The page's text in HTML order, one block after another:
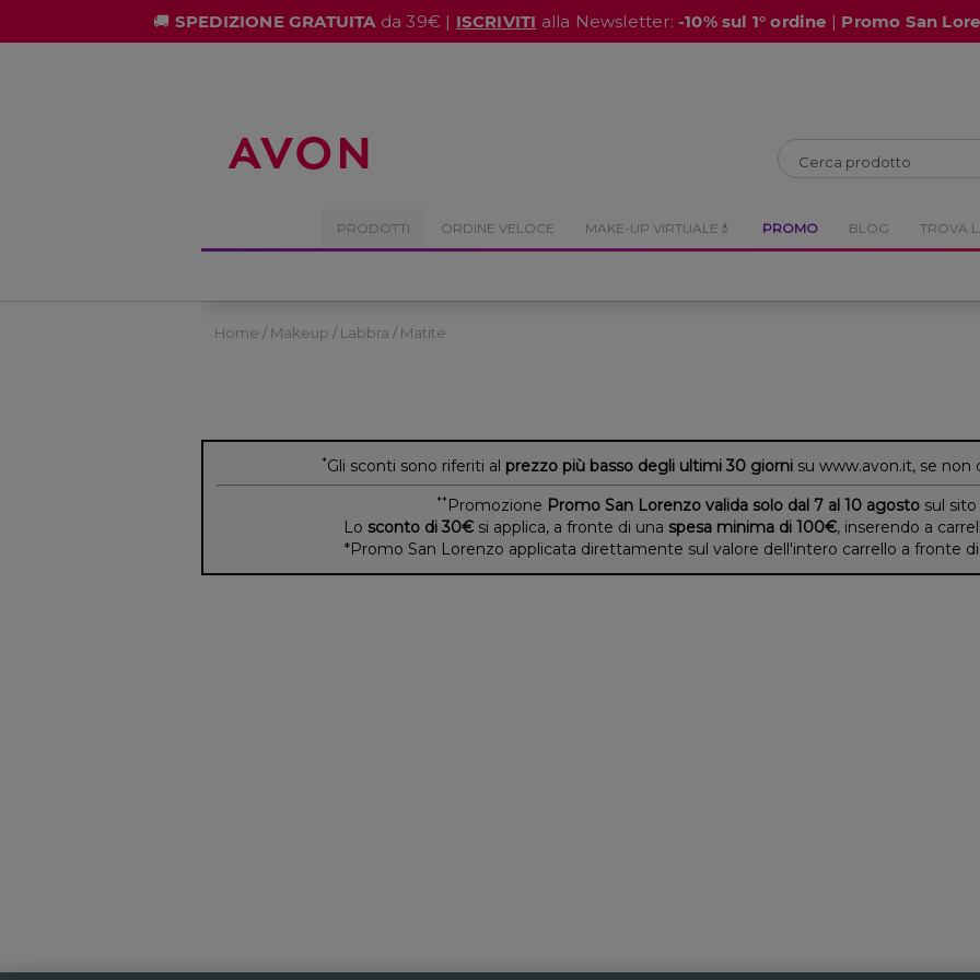
🚚 SPEDIZIONE GRATUITAda 39€ | ISCRIVITI alla Newsletter:-10% sul 1° ordine | Promo San
PRODOTTI ORDINE VELOCE MAKE-UP VIRTUALE💄 PROMO BLOG TROVA
Home Makeup Labbra Matite
*Gli sconti sono riferiti al prezzo più basso degli ultimi 30 giornisu www.avon.it, se non
** Promozione Promo San Lorenzo valida solo dal 7 al 10 agostosul sito
Lo sconto di 30€ si applica, a fronte di una spesa minima di 100€, inserendo a
*Promo San Lorenzo applicata direttamente sul valore dell'intero carrello a fronte
CHIUDI CHIUDI